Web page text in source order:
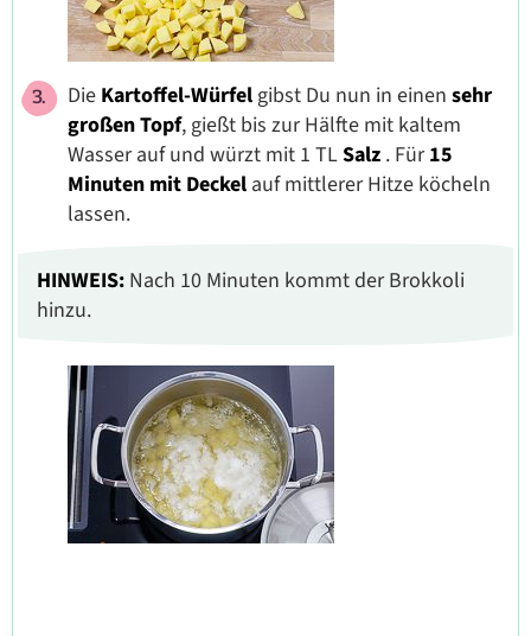
Die Kartoffel-Würfelgibst Du nun in einen sehr
großen Topf, gießt bis zur Hälfte mit kaltem
Wasser auf und würzt mit 1 TLSalz . Für15
Minuten mit Deckel auf mittlerer Hitze köcheln
lassen.
HINWEIS: Nach 10 Minuten kommt der Brokkoli
hinzu.